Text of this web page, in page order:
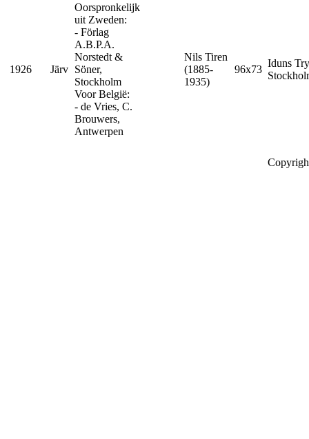
1926 Järv
Oorspronkelijk
uit Zweden:
- Förlag
A.B.P.A.
Norstedt &
Söner,
Stockholm
Voor België:
- de Vries, C.
Brouwers,
Antwerpen
Nils Tiren
(1885-
1935)
96x73
Iduns